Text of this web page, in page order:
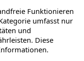
Funktionieren
umfasst nur
und
Diese